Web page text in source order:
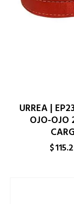
URREA |
OJO-OJO
$